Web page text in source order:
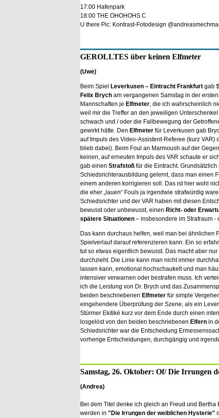
17:00 Hafenpark
18:00 THE OHOHOHS C
U there Pic: Kontrast-Fotodesign
GEROLLTES über keinen Elfmeter
(Uwe)
Beim Spiel Leverkusen – Eintracht Frankfurt gab
Felix Brych am vergangenen Samstag in der
Mannschaften je Elfmeter, die ich wahrscheinlich
weil mir die Treffer an den jeweiligen
schwach und / oder die Fallbewegung der
gewirkt hätte. Den Elfmeter für Leverkusen gab
auf Impuls des Video-Assistent-Referee (kurz VAR)
blieb dabei). Beim Foul an Marmoush auf der
keinen, auf erneuten Impuls des VAR schaute er
gab einen Strafstoß für die Eintracht.
Schiedsrichterausbildung gelernt, dass man einen
einem anderen korrigieren soll. Das ist hier wohl
die eher „lauen“ Fouls ja irgendwie strafwürdig
Schiedsrichter und der VAR haben mit diesen
bewusst oder unbewusst, einen Richt- oder
spätere Situationen – insbesondere im Strafraum -
Das kann durchaus helfen, weil man bei ähnlichen
Spielverlauf darauf referenzieren kann. Ein so
tut so etwas eigentlich bewusst. Das macht aber
durchzieht. Die Linie kann man nicht immer
lassen kann, emotional hochschaukelt und man
intensiver verwarnen oder bestrafen muss. Ich
ich die Leistung von Dr. Brych und das
beiden beschriebenen Elfmeter für simple
eingehendere Überprüfung der Szene, als ein
Stürmer Ekitiké kurz vor dem Ende durch einen
losgelöst von den beiden beschriebenen Elfern in
Schiedsrichter war die Entscheidung
vorherige Entscheidungen, durchgängig und
Samstag, 26. Oktober: Of/ Die Irrungen
(Andrea)
Bei dem Titel denke ich gleich an Freud und Bertha
werden in "Die Irrungen der weiblichen Hysterie"